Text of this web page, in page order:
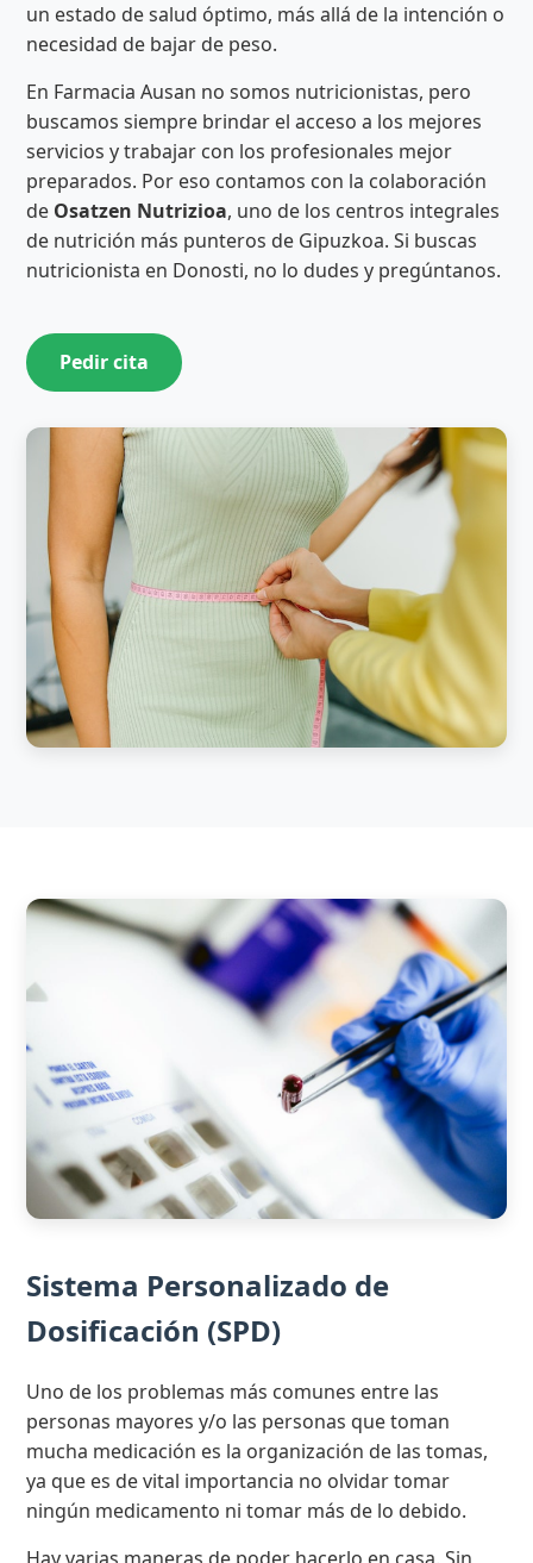
un estado de salud óptimo, más allá de la intención o
necesidad de bajar de peso.
En Farmacia Ausan no somos nutricionistas, pero
buscamos siempre brindar el acceso a los mejores
servicios y trabajar con los profesionales mejor
preparados. Por eso contamos con la colaboración
de Osatzen Nutrizioa, uno de los centros integrales
de nutrición más punteros de Gipuzkoa. Si buscas
nutricionista en Donosti, no lo dudes y pregúntanos.
Pedir cita
Sistema Personalizado de
Dosificación (SPD)
Uno de los problemas más comunes entre las
personas mayores y/o las personas que toman
mucha medicación es la organización de las tomas,
ya que es de vital importancia no olvidar tomar
ningún medicamento ni tomar más de lo debido.